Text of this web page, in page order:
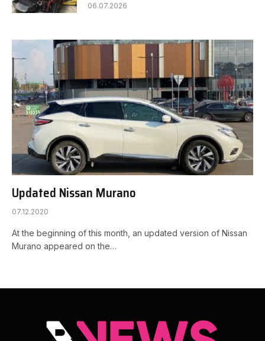
06.07.2026
Updated Nissan Murano
07.12.2020
At the beginning of this month, an updated version of Nissan
Murano appeared on the…